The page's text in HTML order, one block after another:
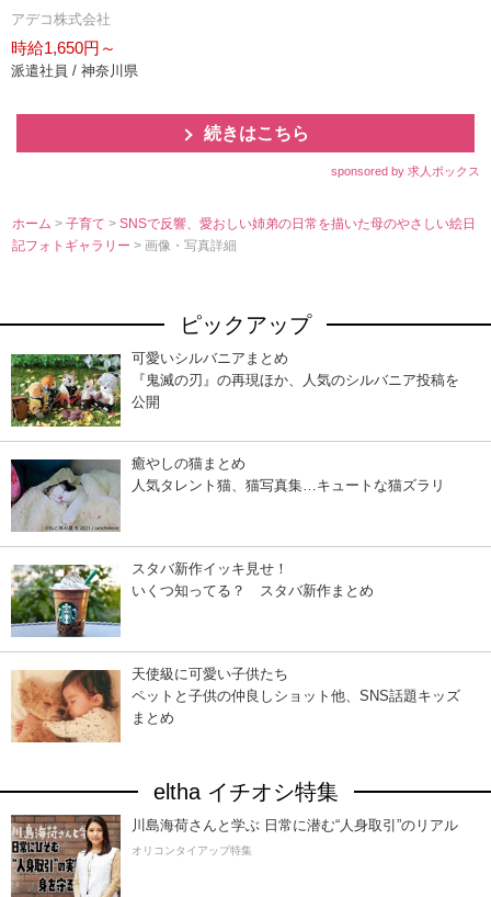
アデコ株式会社
時給1,650円～
派遣社員 / 神奈川県
続きはこちら
sponsored by 求人ボックス
ホーム >子育て>SNSで反響、愛おしい姉弟の日常を描いた母のやさしい絵日
記フォトギャラリー> 画像・写真詳細
ピックアップ
可愛いシルバニアまとめ
『鬼滅の刃』の再現ほか、人気のシルバニア投稿を
公開
癒やしの猫まとめ
人気タレント猫、猫写真集…キュートな猫ズラリ
スタバ新作イッキ見せ！
いくつ知ってる？ スタバ新作まとめ
天使級に可愛い子供たち
ペットと子供の仲良しショット他、SNS話題キッズ
まとめ
eltha イチオシ特集
川島海荷さんと学ぶ 日常に潜む“人身取引”のリアル
オリコンタイアップ特集